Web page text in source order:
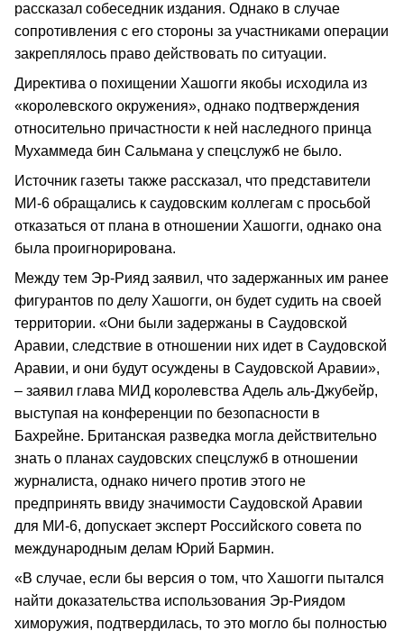
рассказал собеседник издания. Однако в случае
сопротивления с его стороны за участниками операции
закреплялось право действовать по ситуации.
Директива о похищении Хашогги якобы исходила из
«королевского окружения», однако подтверждения
относительно причастности к ней наследного принца
Мухаммеда бин Сальмана у спецслужб не было.
Источник газеты также рассказал, что представители
MИ-6 обращались к саудовским коллегам с просьбой
отказаться от плана в отношении Хашогги, однако она
была проигнорирована.
Между тем Эр-Рияд заявил, что задержанных им ранее
фигурантов по делу Хашогги, он будет судить на своей
территории. «Они были задержаны в Саудовской
Аравии, следствие в отношении них идет в Саудовской
Аравии, и они будут осуждены в Саудовской Аравии»,
– заявил глава МИД королевства Адель аль-Джубейр,
выступая на конференции по безопасности в
Бахрейне. Британская разведка могла действительно
знать о планах саудовских спецслужб в отношении
журналиста, однако ничего против этого не
предпринять ввиду значимости Саудовской Аравии
для MИ-6, допускает эксперт Российского совета по
международным делам Юрий Бармин.
«В случае, если бы версия о том, что Хашогги пытался
найти доказательства использования Эр-Риядом
химоружия, подтвердилась, то это могло бы полностью